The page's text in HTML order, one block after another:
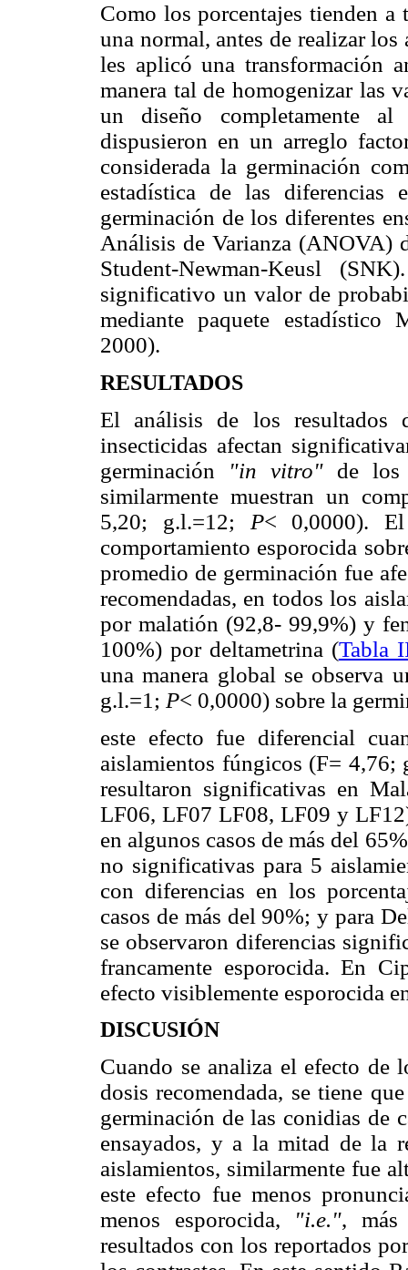
Como los porcentajes tienden
una normal, antes de realizar
les aplicó una transformación
manera tal de homogenizar las
un diseño completamente
dispusieron en un arreglo
considerada la germinación
estadística de las diferencias
germinación de los diferentes
Análisis de Varianza (ANOVA)
Student-Newman-Keusl
significativo un valor de
mediante paquete
2000).
RESULTADOS
El análisis de los resultados
insecticidas afectan
germinación
"in vitro" de los
similarmente muestran un
5,20; g.l.=12; P< 0,0000). El
comportamiento esporocida
promedio de germinación fue
recomendadas, en todos los
por malatión (92,8- 99,9%) y
100%) por deltametrina (Tabla
una manera global se observa
g.l.=1; P< 0,0000) sobre la
este efecto fue diferencial
aislamientos fúngicos (F= 4,76;
resultaron significativas en
LF06, LF07 LF08, LF09 y
en algunos casos de más del
no significativas para 5
con diferencias en los
casos de más del 90%; y para
se observaron diferencias
francamente esporocida. En
efecto visiblemente esporocida
DISCUSIÓN
Cuando se analiza el efecto de
dosis recomendada, se tiene
germinación de las conidias de
ensayados, y a la mitad de la
aislamientos, similarmente fue
este efecto fue menos
menos esporocida,
"i.e.", más
resultados con los reportados